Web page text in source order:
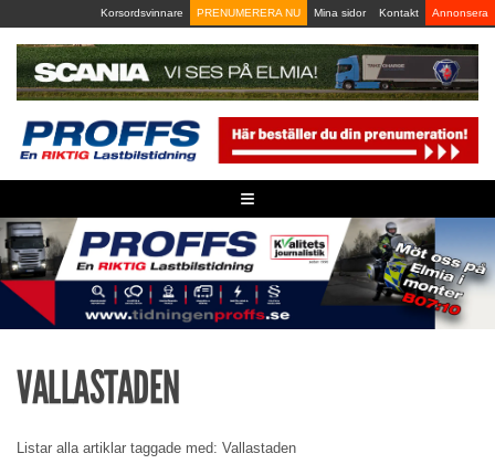
to
content
Korsordsvinnare PRENUMERERA NU Mina sidor Kontakt Annonsera
≡
VALLASTADEN
Listar alla artiklar taggade med: Vallastaden